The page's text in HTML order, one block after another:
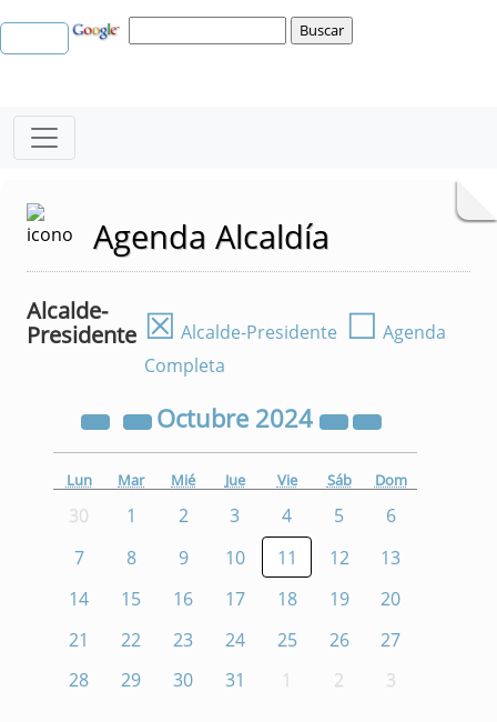
Agenda Alcaldía
Alcalde-
Presidente ☒ Alcalde-Presidente ☐ Agenda
Completa
Octubre 2024
Lun Mar Mié Jue Vie Sáb Dom
30 1 2 3 4 5
6
7
8 9 10 11 12
13
14
15 16 17 18 19
20
21
22 23 24 25 26
27
28
29 30 31 1 2 3